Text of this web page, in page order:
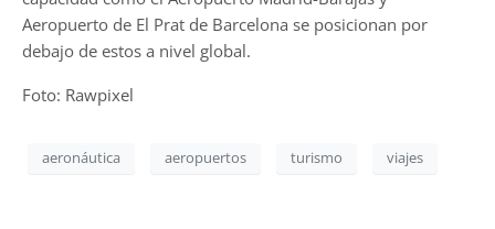
Aeropuerto de El Prat de Barcelona se posicionan por
debajo de estos a nivel global.
Foto: Rawpixel
aeronáutica aeropuertos turismo viajes